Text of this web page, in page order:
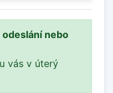
odeslání nebo
vás v úterý